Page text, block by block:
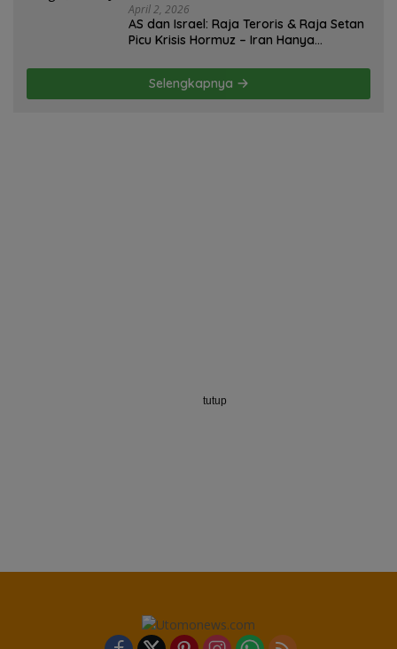
April 2, 2026
AS dan Israel: Raja Teroris & Raja Setan
Picu Krisis Hormuz – Iran Hanya
ketua JWI DS.
Selengkapnya
tutup